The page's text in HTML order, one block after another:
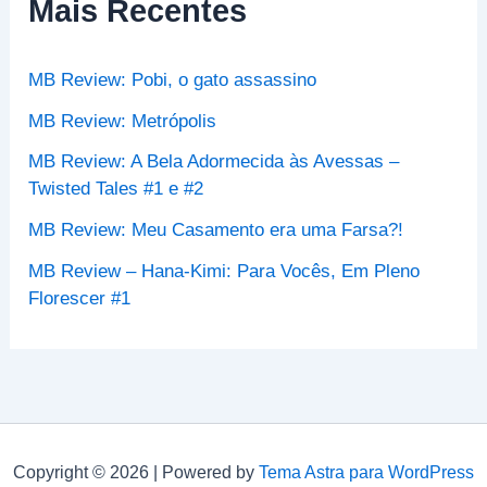
a
o
:
Mais Recentes
MB Review: Pobi, o gato assassino
MB Review: Metrópolis
MB Review: A Bela Adormecida às Avessas –
Twisted Tales #1 e #2
MB Review: Meu Casamento era uma Farsa?!
MB Review – Hana-Kimi: Para Vocês, Em Pleno
Florescer #1
Copyright © 2026 | Powered by Tema Astra para WordPress